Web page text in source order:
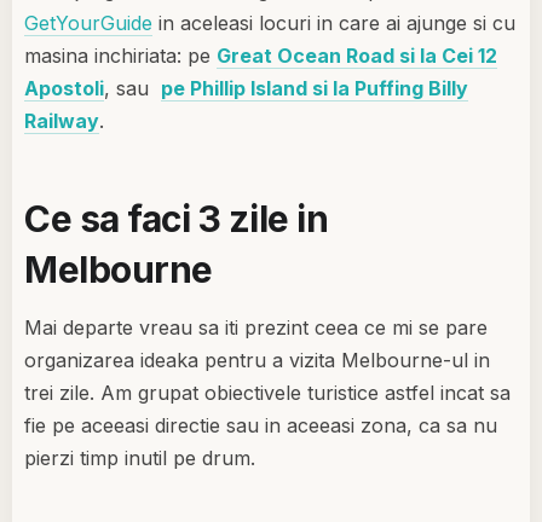
GetYourGuide in aceleasi locuri in care ai ajunge si cu
masina inchiriata: pe Great Ocean Road si la Cei 12
Apostoli, sau pe Phillip Island si la Puffing Billy
Railway.
Ce sa faci 3 zile in
Melbourne
Mai departe vreau sa iti prezint ceea ce mi se pare
organizarea ideaka pentru a vizita Melbourne-ul in
trei zile. Am grupat obiectivele turistice astfel incat sa
fie pe aceeasi directie sau in aceeasi zona, ca sa nu
pierzi timp inutil pe drum.